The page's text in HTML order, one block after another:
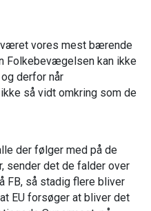
vores mest bærende
Folkebevægelsen kan ikke
derfor når
så vidt omkring som de
der følger med på de
sender det de falder over
FB, så stadig flere bliver
EU forsøger at bliver det